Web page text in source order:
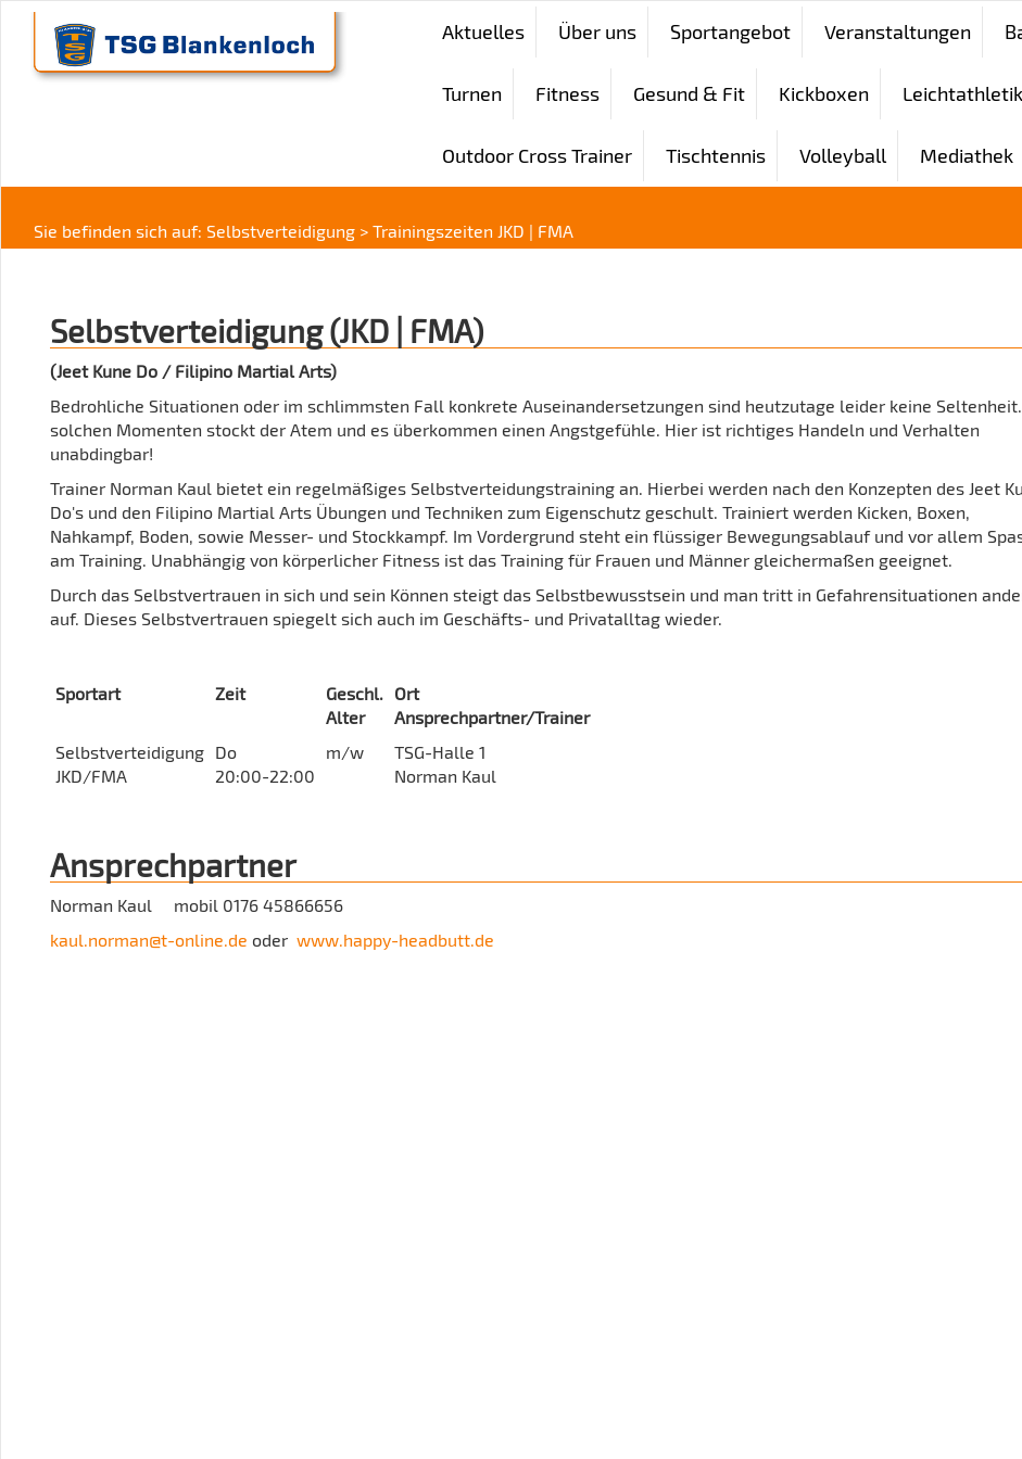
Aktuelles Über uns Sportangebot Veranstaltungen
Turnen Fitness Gesund & Fit Kickboxen Leichtathletik
Outdoor Cross Trainer Tischtennis Volleyball Mediathek
Sie befinden sich auf: Selbstverteidigung > Trainingszeiten JKD | FMA
Selbstverteidigung (JKD | FMA)
(Jeet Kune Do / Filipino Martial Arts)
Bedrohliche Situationen oder im schlimmsten Fall konkrete Auseinandersetzungen sind heutzutage leider keine
solchen Momenten stockt der Atem und es überkommen einen Angstgefühle. Hier ist richtiges Handeln und Verhalten
unabdingbar!
Trainer Norman Kaul bietet ein regelmäßiges Selbstverteidungstraining an. Hierbei werden nach den Konzepten des Jeet
Do's und den Filipino Martial Arts Übungen und Techniken zum Eigenschutz geschult. Trainiert werden Kicken, Boxen,
Nahkampf, Boden, sowie Messer- und Stockkampf. Im Vordergrund steht ein flüssiger Bewegungsablauf und vor allem
am Training. Unabhängig von körperlicher Fitness ist das Training für Frauen und Männer gleichermaßen geeignet.
Durch das Selbstvertrauen in sich und sein Können steigt das Selbstbewusstsein und man tritt in Gefahrensituationen
auf. Dieses Selbstvertrauen spiegelt sich auch im Geschäfts- und Privatalltag wieder.
Sportart Zeit
Geschl.
Alter
Ort
Ansprechpartner/Trainer
Selbstverteidigung
JKD/FMA
Do
20:00-22:00
m/w
TSG-Halle 1
Norman Kaul
Ansprechpartner
Norman Kaul mobil 0176 45866656
kaul.norman@t-online.de oder www.happy-headbutt.de